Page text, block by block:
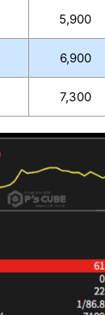
5,900
6,900
7,300